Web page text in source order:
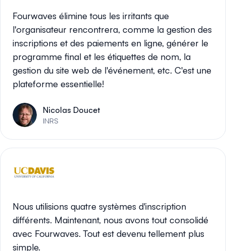
Fourwaves élimine tous les irritants que
l'organisateur rencontrera, comme la gestion des
inscriptions et des paiements en ligne, générer le
programme final et les étiquettes de nom, la
gestion du site web de l'événement, etc. C'est une
plateforme essentielle!
Nicolas Doucet
INRS
Nous utilisions quatre systèmes d'inscription
différents. Maintenant, nous avons tout consolidé
avec Fourwaves. Tout est devenu tellement plus
simple.